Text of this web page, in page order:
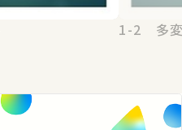
1-2 多変